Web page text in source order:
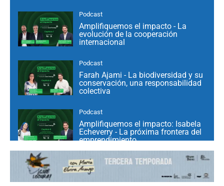
Podcast
Amplifiquemos el impacto - La
evolución de la cooperación
internacional
Podcast
Farah Ajami - La biodiversidad y su
conservación, una responsabilidad
colectiva
Podcast
Amplifiquemos el impacto: Isabela
Echeverry - La próxima frontera del
emprendimiento
Podcast
Carolina Suaréz y María E. Tamayo.
Redes que transforman: el futuro de